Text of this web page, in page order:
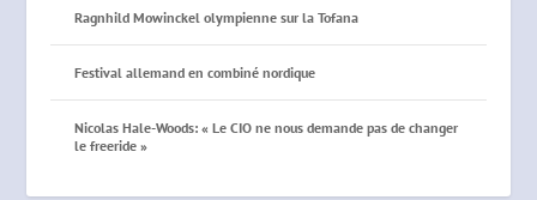
Ragnhild Mowinckel olympienne sur la Tofana
Festival allemand en combiné nordique
Nicolas Hale-Woods: « Le CIO ne nous demande pas de changer
le freeride »